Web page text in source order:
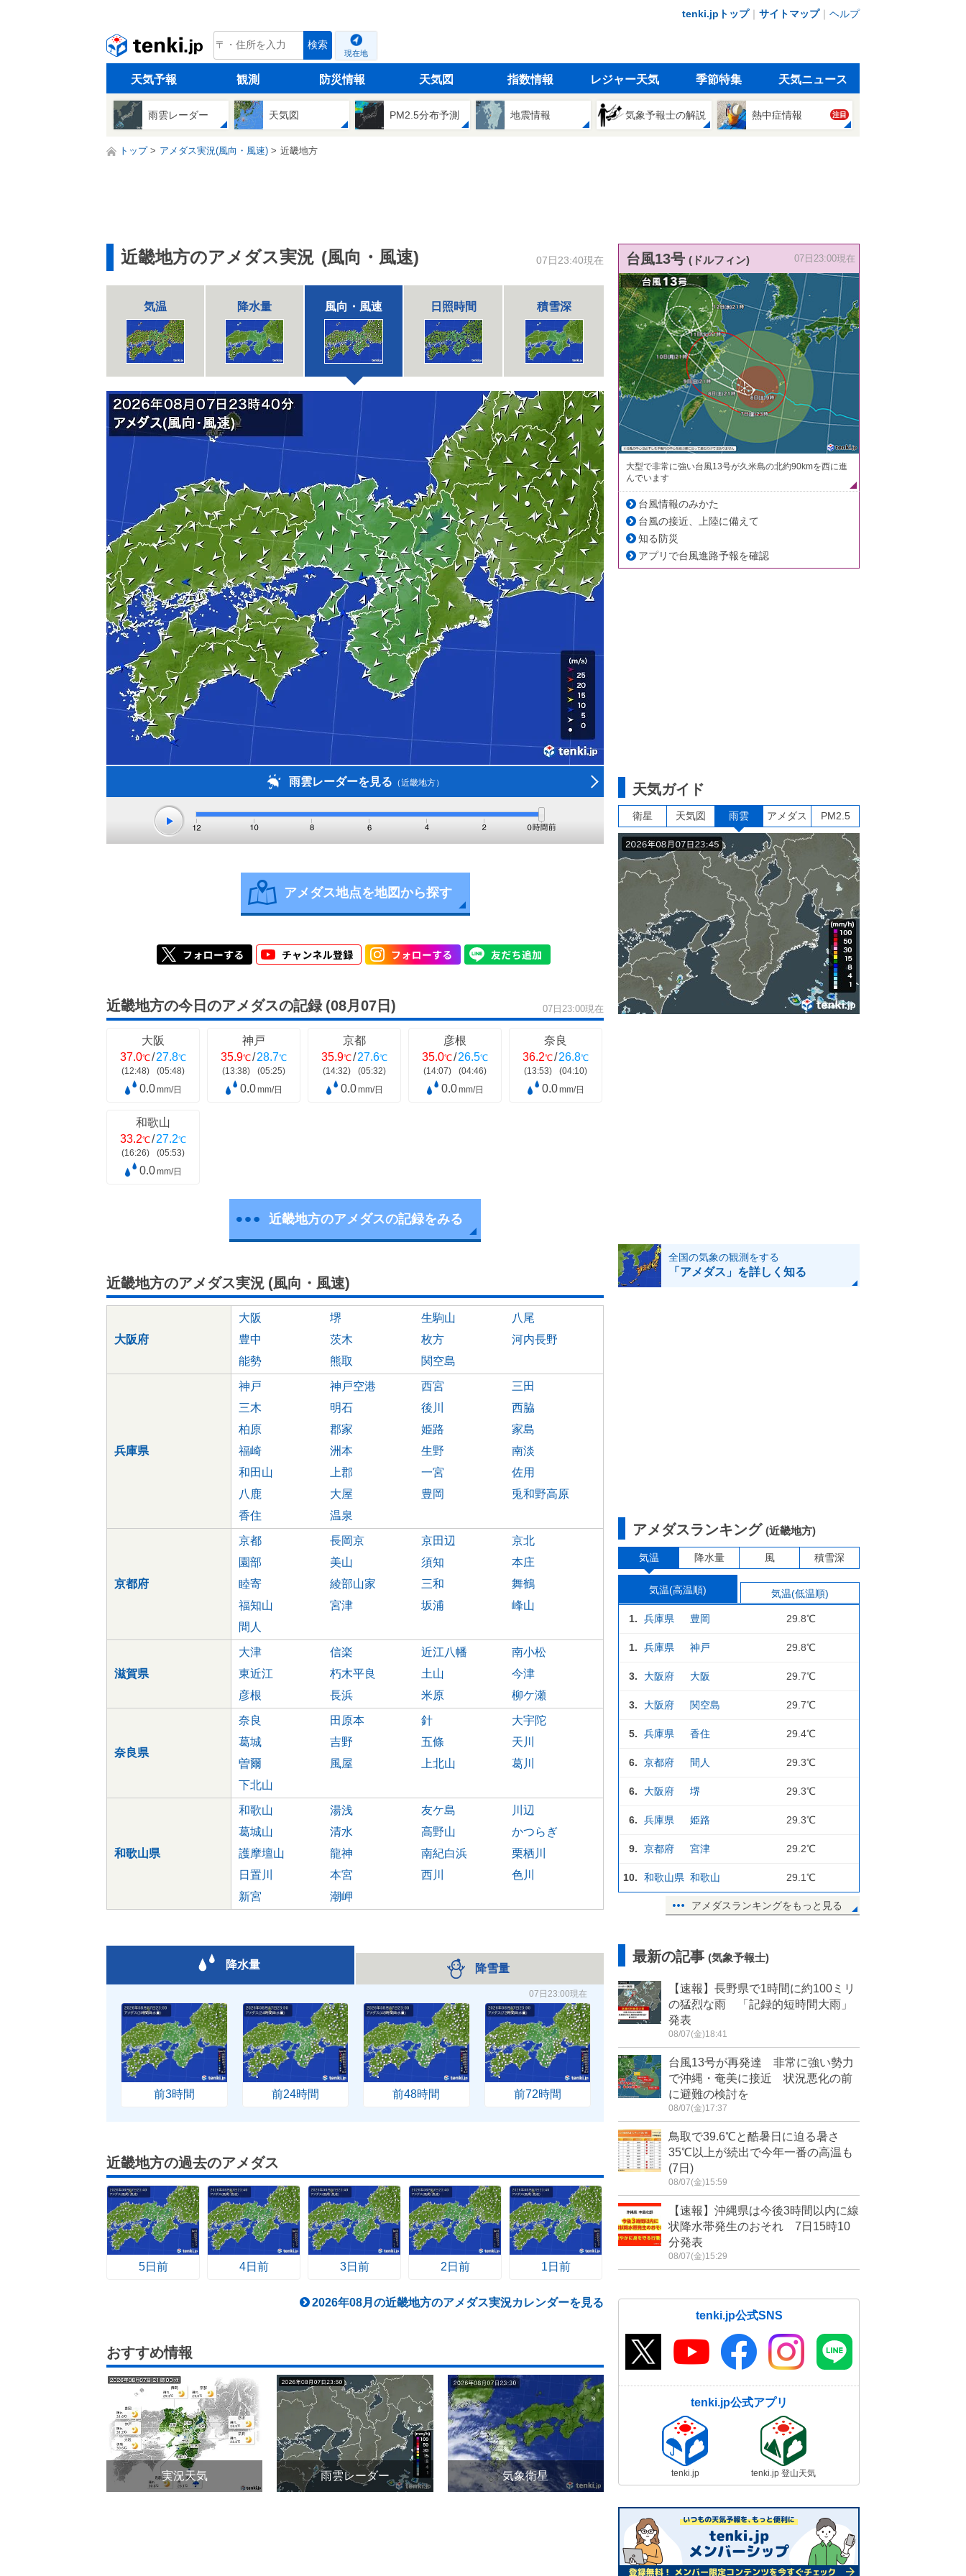
tenki.jpトップ｜ サイトマップ｜ ヘルプ
tenki.jp 検索
現在地
天気予報 観測 防災情報 天気図 指数情報 レジャー天気 季節特集 天気ニュース
雨雲レーダー 天気図 PM2.5分布予測 地震情報 気象予報士の解説 熱中症情報 注目
トップ アメダス実況(風向・風速) 近畿地方
近畿地方のアメダス実況 (風向・風速) 07日23:40現在
気温 降水量 風向・風速 日照時間 積雪深
雨雲レーダーを見る （近畿地方）
アメダス地点を地図から探す
近畿地方の今日のアメダスの記録 (08月07日) 07日23:00現在
大阪
37.0℃/27.8℃
(12:48)
(05:48)
0.0mm/日
神戸
35.9℃/28.7℃
(13:38)
(05:25)
0.0mm/日
京都
35.9℃/27.6℃
(14:32)
(05:32)
0.0mm/日
彦根
35.0℃/26.5℃
(14:07)
(04:46)
0.0mm/日
奈良
36.2℃/26.8℃
(13:53)
(04:10)
0.0mm/日
和歌山
33.2℃/27.2℃
(16:26)
(05:53)
0.0mm/日
近畿地方のアメダスの記録をみる
近畿地方のアメダス実況 (風向・風速)
大阪府
大阪 堺 生駒山
八尾
豊中
茨木 枚方
河内長野
能勢
熊取 関空島
兵庫県
神戸 神戸空港 西宮
三田
三木
明石 後川
西脇
柏原
郡家 姫路
家島
福崎
洲本 生野
南淡
和田山
上郡 一宮
佐用
八鹿
大屋 豊岡
兎和野高原
香住
温泉
京都府
京都 長岡京 京田辺
京北
園部
美山 須知
本庄
睦寄
綾部山家 三和
舞鶴
福知山
宮津 坂浦
峰山
間人
滋賀県
大津 信楽 近江八幡
南小松
東近江
朽木平良 土山
今津
彦根
長浜 米原 柳ケ瀬
奈良県
奈良 田原本 針
大宇陀
葛城
吉野 五條
天川
曽爾
風屋 上北山
葛川
下北山
和歌山県
和歌山 湯浅 友ケ島
川辺
葛城山
清水 高野山
かつらぎ
護摩壇山
龍神 南紀白浜
栗栖川
日置川
本宮 西川
色川
新宮
潮岬
降水量 降雪量
07日23:00現在
前3時間 前24時間 前48時間 前72時間
近畿地方の過去のアメダス
5日前 4日前 3日前 2日前 1日前
2026年08月の近畿地方のアメダス実況カレンダーを見る
おすすめ情報
実況天気 雨雲レーダー 気象衛星
台風13号 (ドルフィン) 07日23:00現在
大型で非常に強い台風13号が久米島の北約90kmを西に進
んでいます
台風情報のみかた
台風の接近、上陸に備えて
知る防災
アプリで台風進路予報を確認
天気ガイド
衛星 天気図 雨雲 アメダス PM2.5
全国の気象の観測をする
「アメダス」を詳しく知る
アメダスランキング (近畿地方)
気温 降水量 風 積雪深
気温(高温順) 気温(低温順)
1. 兵庫県 豊岡 29.8℃
1. 兵庫県 神戸 29.8℃
3. 大阪府 大阪 29.7℃
3. 大阪府 関空島 29.7℃
5. 兵庫県 香住 29.4℃
6. 京都府 間人 29.3℃
6. 大阪府 堺 29.3℃
6. 兵庫県 姫路 29.3℃
9. 京都府 宮津 29.2℃
10. 和歌山県 和歌山 29.1℃
アメダスランキングをもっと見る
最新の記事 (気象予報士)
【速報】長野県で1時間に約100ミリ
の猛烈な雨 「記録的短時間大雨」
発表
08/07(金)18:41
台風13号が再発達 非常に強い勢力
で沖縄・奄美に接近 状況悪化の前
に避難の検討を
08/07(金)17:37
鳥取で39.6℃と酷暑日に迫る暑さ
35℃以上が続出で今年一番の高温も
(7日)
08/07(金)15:59
【速報】沖縄県は今後3時間以内に線
状降水帯発生のおそれ 7日15時10
分発表
08/07(金)15:29
tenki.jp公式SNS
tenki.jp公式アプリ
tenki.jp tenki.jp 登山天気